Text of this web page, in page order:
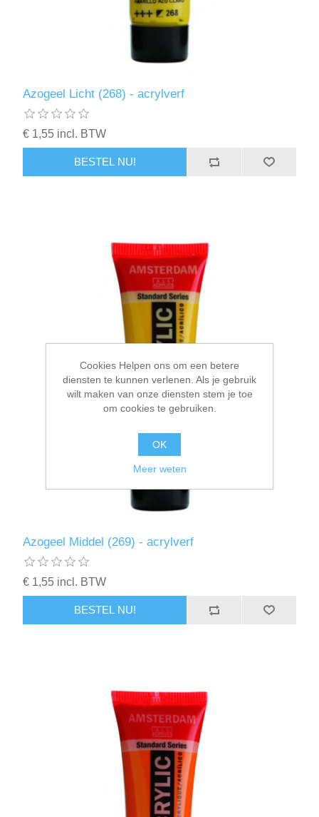
Azogeel Licht (268) - acrylverf
€ 1,55 incl. BTW
BESTEL NU!
Azogeel Middel (269) - acrylverf
€ 1,55 incl. BTW
BESTEL NU!
Cookies Helpen ons om een betere
diensten te kunnen verlenen. Als je gebruik
wilt maken van onze diensten stem je toe
om cookies te gebruiken.
OK
Meer weten